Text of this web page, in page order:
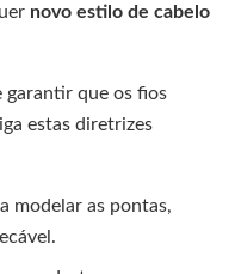
novo estilo de cabelo
garantir que os fios
estas diretrizes
modelar as pontas,